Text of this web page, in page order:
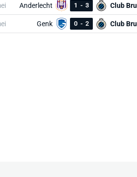
Anderlecht 1 - 3
Genk 0 - 2